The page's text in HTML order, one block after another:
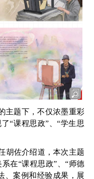
主题下，不仅浓墨重彩
“课程思政”、“学生思
胡佐介绍道，本次主题
在“课程思政”、“师德
、案例和经验成果，展